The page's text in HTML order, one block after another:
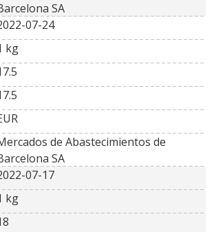
SA
07-24
kg
de Abastecimientos de
SA
07-17
kg